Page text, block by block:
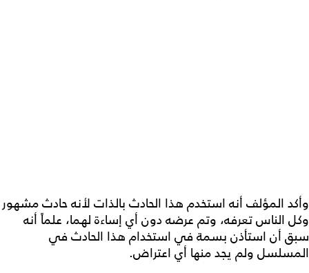
وأكد المؤلف أنه استخدم هذا الحادث بالذات لأنه حادث مشهور
وكل الناس تعرفه، وتم عرضه دون أي إساءة لهما، علماً أنه
سبق أن استأذن بسمة في استخدام هذا الحادث في
المسلسل ولم يجد منها أي اعتراض.